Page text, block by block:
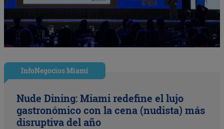
InfoNegocios Miami
Nude Dining: Miami redefine el lujo
gastronómico con la cena (nudista) más
disruptiva del año